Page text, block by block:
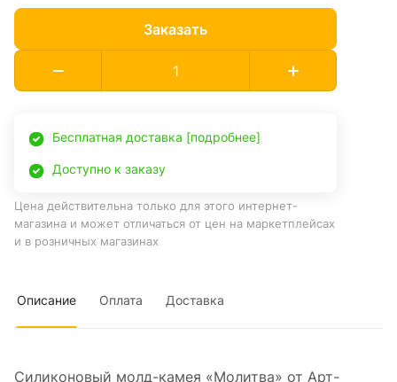
Заказать
Бесплатная доставка [подробнее]
Доступно к заказу
Цена действительна только для этого интернет-
магазина и может отличаться от цен на маркетплейсах
и в розничных магазинах
Описание Оплата Доставка
Силиконовый молд-камея «Молитва» от Арт-